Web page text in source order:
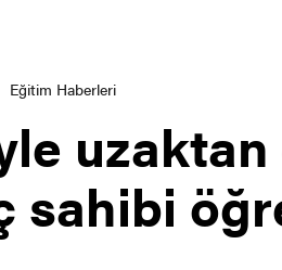
Eğitim Haberleri
sahibi